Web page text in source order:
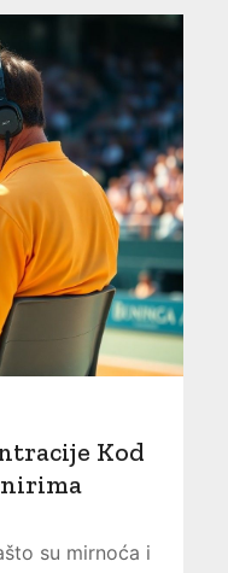
Kod
su mirnoća i